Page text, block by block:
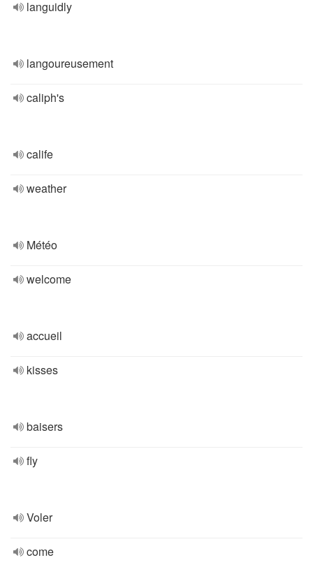
languidly
langoureusement
caliph's
calife
weather
Météo
welcome
accueil
kisses
baisers
fly
Voler
come